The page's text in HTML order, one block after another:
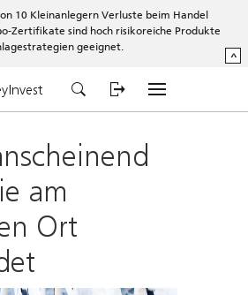
10 Kleinanlegern Verluste beim Handel
Zertifikate sind hoch risikoreiche Produkte
geeignet.
^
am
Ort